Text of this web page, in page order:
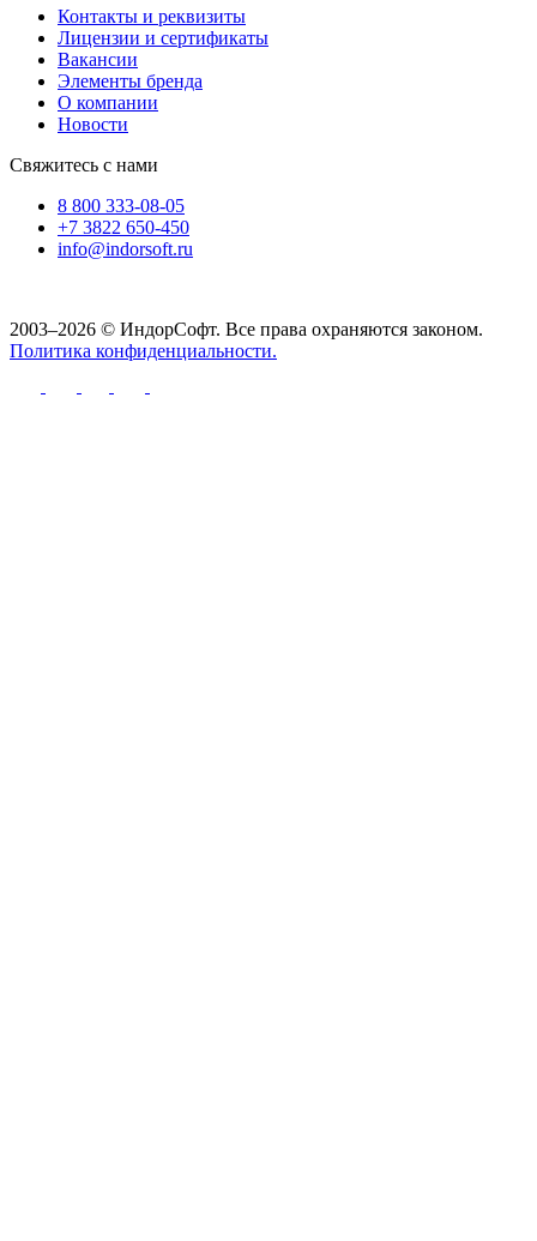
Контакты и реквизиты
Лицензии и сертификаты
Вакансии
Элементы бренда
О компании
Новости
Свяжитесь с нами
8 800 333-08-05
+7 3822 650-450
info@indorsoft.ru
2003–2026 © ИндорСофт. Все права охраняются законом.
Политика конфиденциальности.